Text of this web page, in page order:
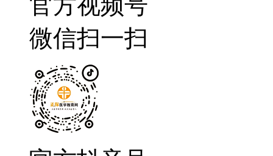
官方视频号
微信扫一扫